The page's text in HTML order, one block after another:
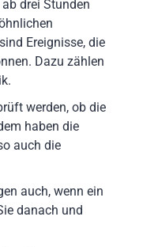
drei Stunden
sind Ereignisse, die
Dazu zählen
werden, ob die
haben die
auch die
auch, wenn ein
danach und